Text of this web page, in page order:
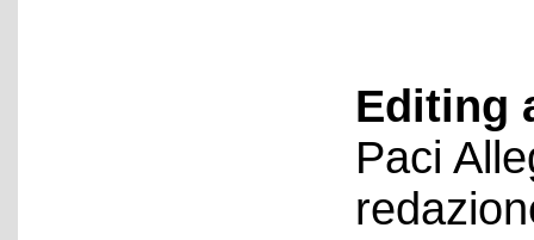
Editing
Paci